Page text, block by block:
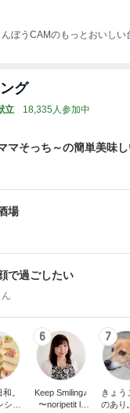
んぼうCAMのもっとおいしい
グ
立 18,335人参加中
マそっち～の簡単美味
場
で過ごしたい
。
ピ
6
Keep Smiling♪
〜noripetit lif
7
きょう
のあり